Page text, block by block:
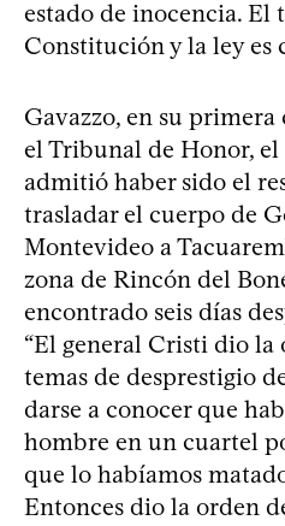
estado de inocencia. El
Constitución y la ley es
Gavazzo, en su
el Tribunal de Honor, el
admitió haber sido el
trasladar el cuerpo de
Montevideo a
zona de Rincón del
encontrado seis días
“El general Cristi dio
temas de desprestigio
darse a conocer que
hombre en un cuartel
que lo habíamos
Entonces dio la orden